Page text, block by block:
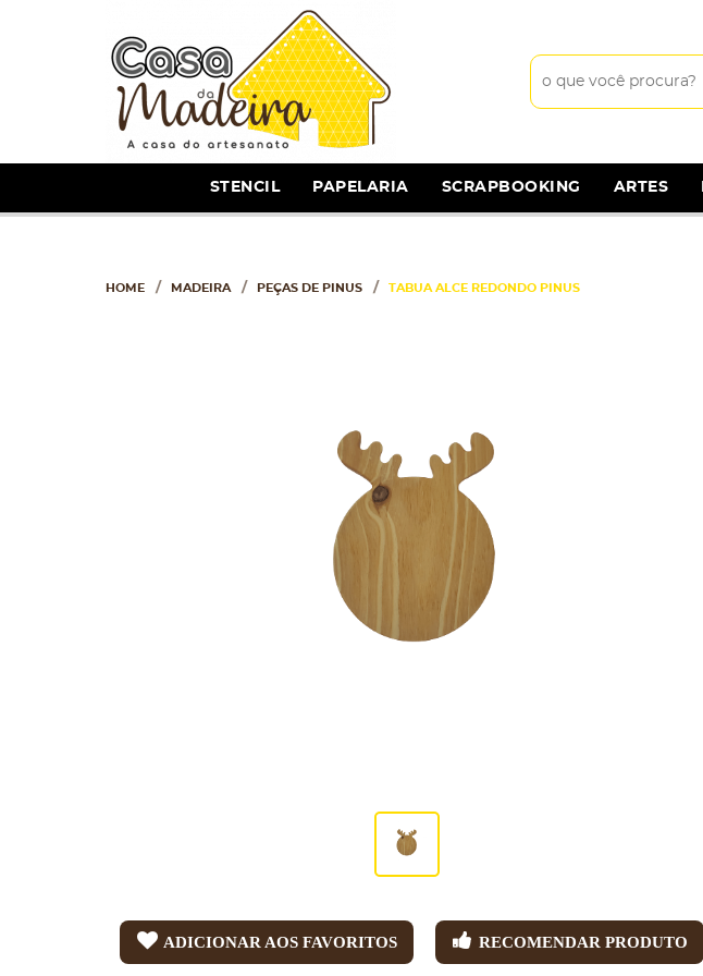
STENCIL PAPELARIA SCRAPBOOKING ARTES
HOME MADEIRA PEÇAS DE PINUS TABUA ALCE REDONDO PINUS
ADICIONAR AOS FAVORITOS RECOMENDAR PRODUTO